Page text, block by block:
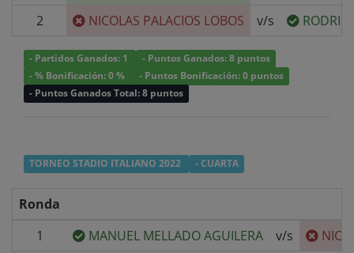
2
NICOLAS PALACIOS LOBOS v/s
- Partidos Ganados: 1
- Puntos Ganados: 8 puntos
- % Bonificación: 0 %
- Puntos Bonificación: 0 puntos
- Puntos Ganados Total: 8 puntos
TORNEO STADIO ITALIANO 2022 - CUARTA
Ronda
1
MANUEL MELLADO AGUILERA v/s